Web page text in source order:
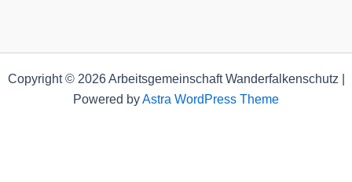
Copyright © 2026 Arbeitsgemeinschaft Wanderfalkenschutz |
Powered byAstra WordPress Theme